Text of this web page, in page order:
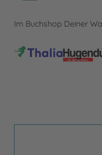
Im Buchshop Deiner